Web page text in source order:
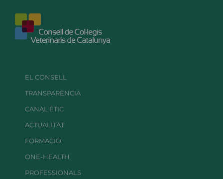
EL CONSELL
TRANSPARÈNCIA
CANAL ÈTIC
ACTUALITAT
FORMACIÓ
ONE-HEALTH
PROFESSIONALS